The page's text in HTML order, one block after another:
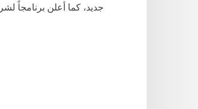
جديد، كما أعلن برنامجاً